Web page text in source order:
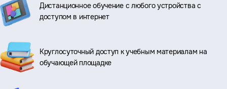
Дистанционное обучение с любого устройства с
доступом в интернет
Круглосуточный доступ к учебным материалам на
обучающей площадке